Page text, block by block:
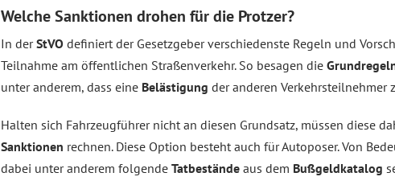
Welche Sanktionen drohen für die Protzer?
In derStVO definiert der Gesetzgeber verschiedenste Regeln und
Teilnahme am öffentlichen Straßenverkehr. So besagen die
unter anderem, dass eine Belästigung der anderen Verkehrsteilnehmer
Halten sich Fahrzeugführer nicht an diesen Grundsatz, müssen diese
Sanktionen rechnen. Diese Option besteht auch für Autoposer. Von
dabei unter anderem folgende Tatbestände aus dem Bußgeldkatalog